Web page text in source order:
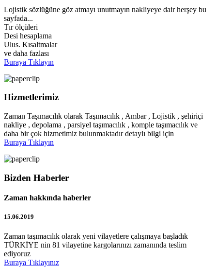
Lojistik sözlüğüne göz atmayı unutmayın nakliyeye dair herşey bu
sayfada...
Tır ölçüleri
Desi hesaplama
Ulus. Kısaltmalar
ve daha fazlası
Buraya Tıklayın
Hizmetlerimiz
Zaman Taşımacılık olarak Taşımacılık , Ambar , Lojistik , şehiriçi
nakliye , depolama , parsiyel taşımacılık , komple taşımacılık ve
daha bir çok hizmetimiz bulunmaktadır detaylı bilgi için
Buraya Tıklayın
Bizden Haberler
Zaman hakkında haberler
15.06.2019
Zaman taşımacılık olarak yeni vilayetlere çalışmaya başladık
TÜRKİYE nin 81 vilayetine kargolarınızı zamanında teslim
ediyoruz
Buraya Tıklayınız